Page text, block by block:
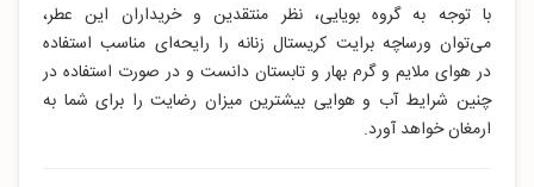
با توجه به گروه بویایی، نظر منتقدین و خریداران این عطر،
می‌توان ورساچه برایت کریستال زنانه را رایحه‌ای مناسب استفاده
در هوای ملایم و گرم بهار و تابستان دانست و در صورت استفاده در
چنین شرایط آب و هوایی بیشترین میزان رضایت را برای شما به
ارمغان خواهد آورد.